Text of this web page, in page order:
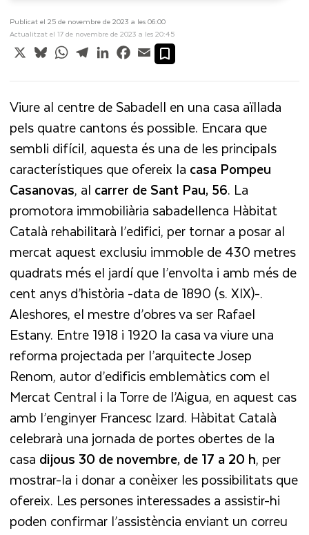
Publicat el 25 de novembre de 2023 a les 06:00
Actualitzat el 17 de novembre de 2023 a les 20:45
X BlueskyWhatsApp
TelegramLinkedInFacebook
Email
Viure al centre de Sabadell en una casa aïllada
pels quatre cantons és possible. Encara que
sembli difícil, aquesta és una de les principals
característiques que ofereix la casa Pompeu
Casanovas, al carrer de Sant Pau, 56. La
promotora immobiliària sabadellenca Hàbitat
Català rehabilitarà l’edifici, per tornar a posar al
mercat aquest exclusiu immoble de 430 metres
quadrats més el jardí que l’envolta i amb més de
cent anys d’història -data de 1890 (s. XIX)-.
Aleshores, el mestre d’obres va ser Rafael
Estany. Entre 1918 i 1920 la casa va viure una
reforma projectada per l’arquitecte Josep
Renom, autor d’edificis emblemàtics com el
Mercat Central i la Torre de l’Aigua, en aquest cas
amb l’enginyer Francesc Izard. Hàbitat Català
celebrarà una jornada de portes obertes de la
casa dijous 30 de novembre, de 17 a 20 h, per
mostrar-la i donar a conèixer les possibilitats que
ofereix. Les persones interessades a assistir-hi
poden confirmar l’assistència enviant un correu